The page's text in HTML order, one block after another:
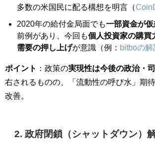
多数の米国民に配る構想を明言（
2020年の給付金局面でも一部資金が
前例があり、今回も個人投資家の購買
需要の押し上げが意識（例： bitboの解
ポイント ：政策の実現性は今後の政治・
右されるものの、「流動性の呼び水」期
改善。
2. 政府閉鎖（シャットダウン）